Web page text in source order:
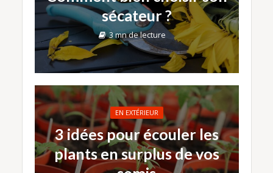
sécateur ?
3 mn de lecture
EN EXTÉRIEUR
3 idées pour écouler les
plants en surplus de vos